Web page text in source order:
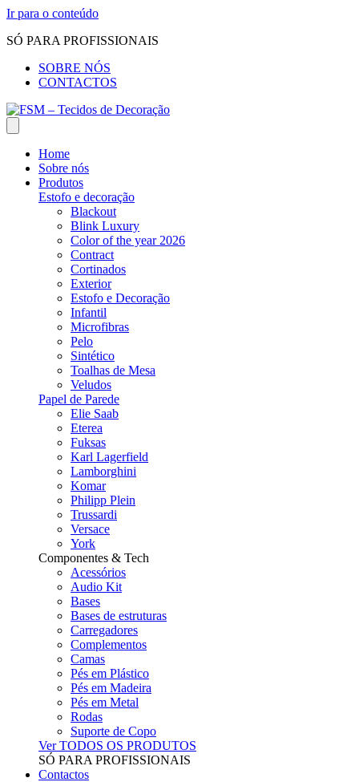
Ir para o conteúdo
SÓ PARA PROFISSIONAIS
SOBRE NÓS
CONTACTOS
Home
Sobre nós
Produtos
Estofo e decoração
Blackout
Blink Luxury
Color of the year 2026
Contract
Cortinados
Exterior
Estofo e Decoração
Infantil
Microfibras
Pelo
Sintético
Toalhas de Mesa
Veludos
Papel de Parede
Elie Saab
Eterea
Fuksas
Karl Lagerfield
Lamborghini
Komar
Philipp Plein
Trussardi
Versace
York
Componentes & Tech
Acessórios
Audio Kit
Bases
Bases de estruturas
Carregadores
Complementos
Camas
Pés em Plástico
Pés em Madeira
Pés em Metal
Rodas
Suporte de Copo
Ver TODOS OS PRODUTOS
SÓ PARA PROFISSIONAIS
Contactos